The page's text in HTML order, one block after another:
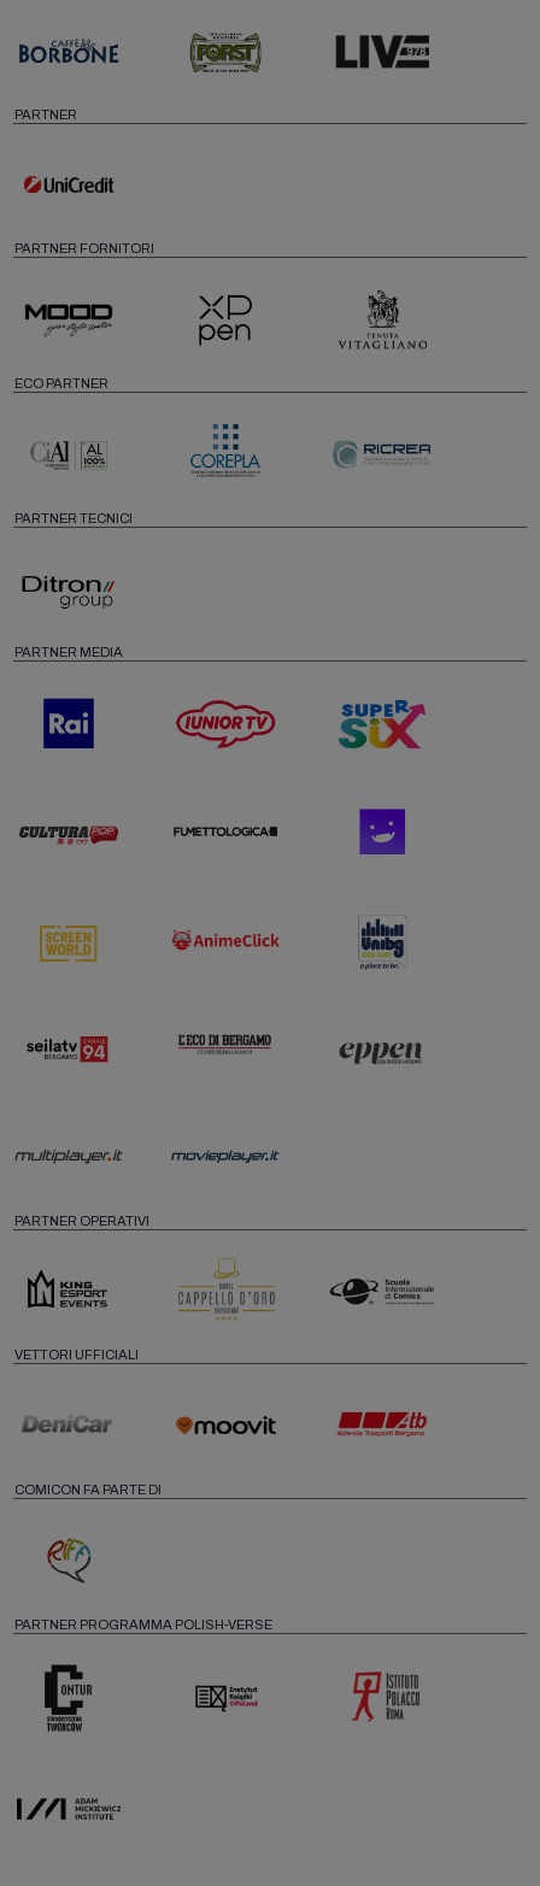
PARTNER
PARTNER FORNITORI
ECO PARTNER
PARTNER TECNICI
PARTNER MEDIA
PARTNER OPERATIVI
VETTORI UFFICIALI
COMICON FA PARTE DI
PARTNER PROGRAMMA POLISH-VERSE